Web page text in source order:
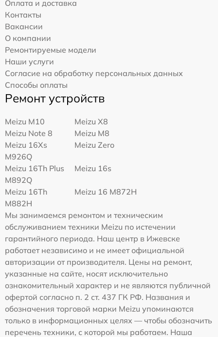
Оплата и доставка
Контакты
Вакансии
О компании
Ремонтируемые модели
Наши услуги
Согласие на обработку персональных данных
Способы оплаты
Ремонт устройств
Meizu M10
Meizu X8
Meizu Note 8
Meizu M8
Meizu 16Xs
M926Q
Meizu Zero
Meizu 16Th Plus
M892Q
Meizu 16s
Meizu 16Th
M882H
Meizu 16 M872H
Мы занимаемся ремонтом и техническим
обслуживанием техники Meizu по истечении
гарантийного периода. Наш центр в Ижевске
работает независимо и не имеет официальной
авторизации от производителя. Цены на ремонт,
указанные на сайте, носят исключительно
ознакомительный характер и не являются публичной
офертой согласно п. 2 ст. 437 ГК РФ. Названия и
обозначения торговой марки Meizu упоминаются
только в информационных целях — чтобы обозначить
перечень техники, с которой мы работаем. Наша